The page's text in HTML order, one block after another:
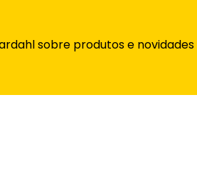
sobre produtos e novidades